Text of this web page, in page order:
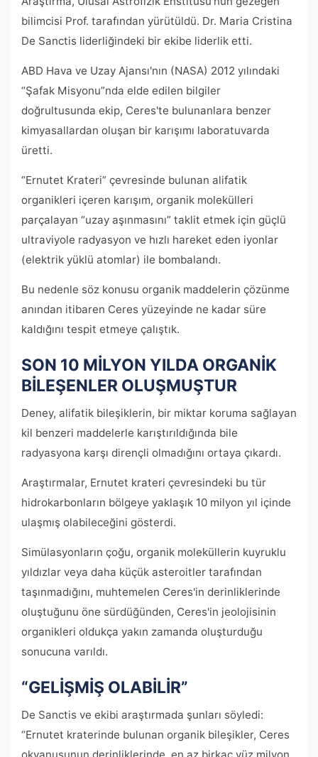
bilimcisi Prof. tarafından yürütüldü. Dr. Maria Cristina
De Sanctis liderliğindeki bir ekibe liderlik etti.
ABD Hava ve Uzay Ajansı'nın (NASA) 2012 yılındaki
“Şafak Misyonu”nda elde edilen bilgiler
doğrultusunda ekip, Ceres'te bulunanlara benzer
kimyasallardan oluşan bir karışımı laboratuvarda
üretti.
“Ernutet Krateri” çevresinde bulunan alifatik
organikleri içeren karışım, organik molekülleri
parçalayan “uzay aşınmasını” taklit etmek için güçlü
ultraviyole radyasyon ve hızlı hareket eden iyonlar
(elektrik yüklü atomlar) ile bombalandı.
Bu nedenle söz konusu organik maddelerin çözünme
anından itibaren Ceres yüzeyinde ne kadar süre
kaldığını tespit etmeye çalıştık.
SON 10 MİLYON YILDA ORGANİK
BİLEŞENLER OLUŞMUŞTUR
Deney, alifatik bileşiklerin, bir miktar koruma sağlayan
kil benzeri maddelerle karıştırıldığında bile
radyasyona karşı dirençli olmadığını ortaya çıkardı.
Araştırmalar, Ernutet krateri çevresindeki bu tür
hidrokarbonların bölgeye yaklaşık 10 milyon yıl içinde
ulaşmış olabileceğini gösterdi.
Simülasyonların çoğu, organik moleküllerin kuyruklu
yıldızlar veya daha küçük asteroitler tarafından
taşınmadığını, muhtemelen Ceres'in derinliklerinde
oluştuğunu öne sürdüğünden, Ceres'in jeolojisinin
organikleri oldukça yakın zamanda oluşturduğu
sonucuna varıldı.
“GELİŞMİŞ OLABİLİR”
De Sanctis ve ekibi araştırmada şunları söyledi:
“Ernutet kraterinde bulunan organik bileşikler, Ceres